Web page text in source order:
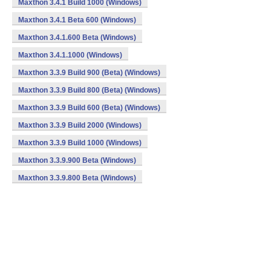
Maxthon 3.4.1 Build 1000 (Windows)
Maxthon 3.4.1 Beta 600 (Windows)
Maxthon 3.4.1.600 Beta (Windows)
Maxthon 3.4.1.1000 (Windows)
Maxthon 3.3.9 Build 900 (Beta) (Windows)
Maxthon 3.3.9 Build 800 (Beta) (Windows)
Maxthon 3.3.9 Build 600 (Beta) (Windows)
Maxthon 3.3.9 Build 2000 (Windows)
Maxthon 3.3.9 Build 1000 (Windows)
Maxthon 3.3.9.900 Beta (Windows)
Maxthon 3.3.9.800 Beta (Windows)